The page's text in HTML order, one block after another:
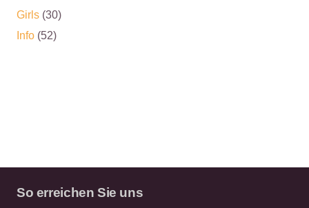
Girls (30)
Info (52)
So erreichen Sie uns